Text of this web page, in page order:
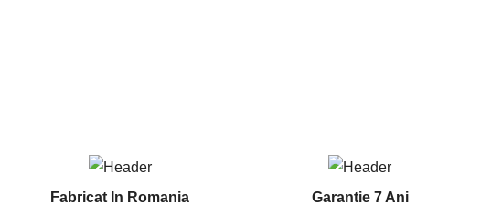
Fabricat In Romania Garantie 7 Ani